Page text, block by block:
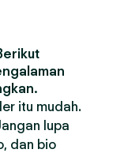
itu mudah.
lupa
dan bio